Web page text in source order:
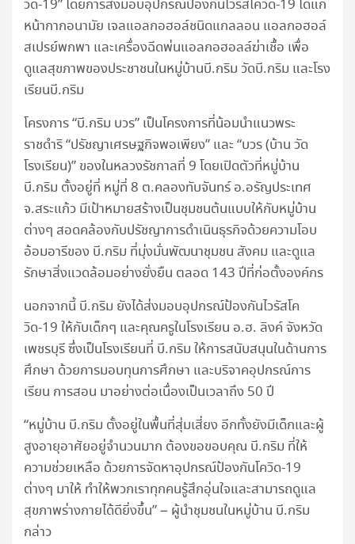
วิด-19” โดยการส่งมอบอุปกรณ์ป้องกันไวรัสโควิด-19 ได้แก่
หน้ากากอนามัย เจลแอลกอฮอล์ชนิดแกลลอน แอลกอฮอล์
สเปรย์พกพา และเครื่องฉีดพ่นแอลกอฮอลล์ฆ่าเชื้อ เพื่อ
ดูแลสุขภาพของประชาชนในหมู่บ้านบี.กริม วัดบี.กริม และโรง
เรียนบี.กริม
โครงการ “บี.กริม บวร” เป็นโครงการที่น้อมนำแนวพระ
ราชดำริ “ปรัชญาเศรษฐกิจพอเพียง” และ “บวร (บ้าน วัด
โรงเรียน)” ของในหลวงรัชกาลที่ 9 โดยเปิดตัวที่หมู่บ้าน
บี.กริม ตั้งอยู่ที่ หมู่ที่ 8 ต.คลองทับจันทร์ อ.อรัญประเทศ
จ.สระแก้ว มีเป้าหมายสร้างเป็นชุมชนต้นแบบให้กับหมู่บ้าน
ต่างๆ สอดคล้องกับปรัชญาการดำเนินธุรกิจด้วยความโอบ
อ้อมอารีของ บี.กริม ที่มุ่งมั่นพัฒนาชุมชน สังคม และดูแล
รักษาสิ่งแวดล้อมอย่างยั่งยืน ตลอด 143 ปีที่ก่อตั้งองค์กร
นอกจากนี้ บี.กริม ยังได้ส่งมอบอุปกรณ์ป้องกันไวรัสโค
วิด-19 ให้กับเด็กๆ และคุณครูในโรงเรียน อ.ฮ. ลิงค์ จังหวัด
เพชรบุรี ซึ่งเป็นโรงเรียนที่ บี.กริม ให้การสนับสนุนในด้านการ
ศึกษา ด้วยการมอบทุนการศึกษา และบริจาคอุปกรณ์การ
เรียน การสอน มาอย่างต่อเนื่องเป็นเวลาถึง 50 ปี
“หมู่บ้าน บี.กริม ตั้งอยู่ในพื้นที่สุ่มเสี่ยง อีกทั้งยังมีเด็กและผู้
สูงอายุอาศัยอยู่จำนวนมาก ต้องขอขอบคุณ บี.กริม ที่ให้
ความช่วยเหลือ ด้วยการจัดหาอุปกรณ์ป้องกันโควิด-19
ต่างๆ มาให้ ทำให้พวกเราทุกคนรู้สึกอุ่นใจและสามารถดูแล
สุขภาพร่างกายได้ดียิ่งขึ้น” – ผู้นำชุมชนในหมู่บ้าน บี.กริม
กล่าว